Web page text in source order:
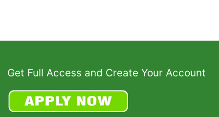
Get Full Access and Create Your Account